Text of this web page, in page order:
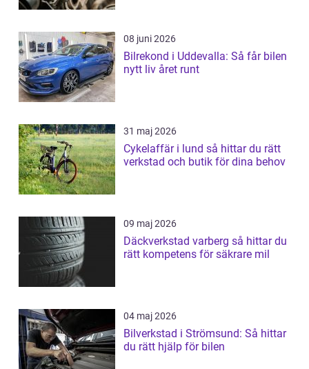
08 juni 2026
Bilrekond i Uddevalla: Så får bilen
nytt liv året runt
31 maj 2026
Cykelaffär i lund så hittar du rätt
verkstad och butik för dina behov
09 maj 2026
Däckverkstad varberg så hittar du
rätt kompetens för säkrare mil
04 maj 2026
Bilverkstad i Strömsund: Så hittar
du rätt hjälp för bilen